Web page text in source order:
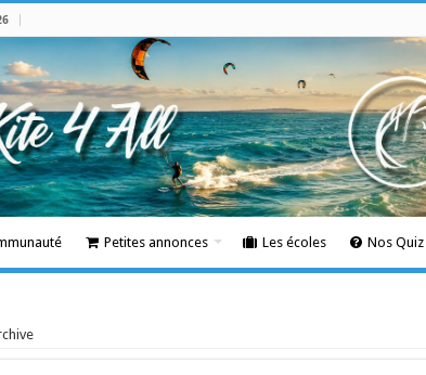
Petites annonces Les écoles Nos Quiz